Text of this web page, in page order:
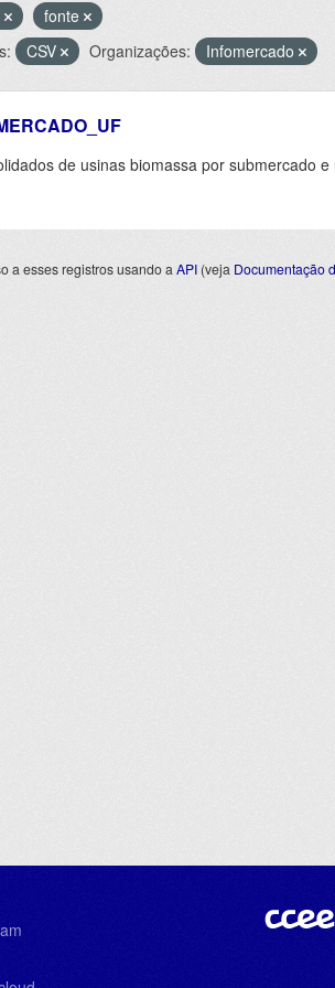
fonte
CSV Organizações: Infomercado
de usinas biomassa por submercado
a esses registros usando a API (veja Documentação